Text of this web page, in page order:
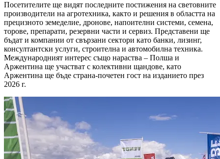
Посетителите ще видят последните постижения на световните
производители на агротехника, както и решения в областта на
прецизното земеделие, дронове, напоителни системи, семена,
торове, препарати, резервни части и сервиз. Представени ще
бъдат и компании от свързани сектори като банки, лизинг,
консултантски услуги, строителна и автомобилна техника.
Международният интерес също нараства – Полша и
Аржентина ще участват с колективни щандове, като
Аржентина ще бъде страна-почетен гост на изданието през
2026 г.